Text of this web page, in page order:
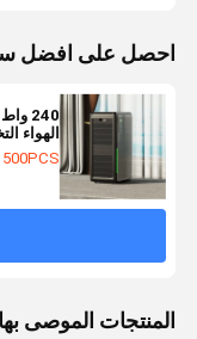
احصل على افضل
240
الهواء
المنتجات الموصى بها